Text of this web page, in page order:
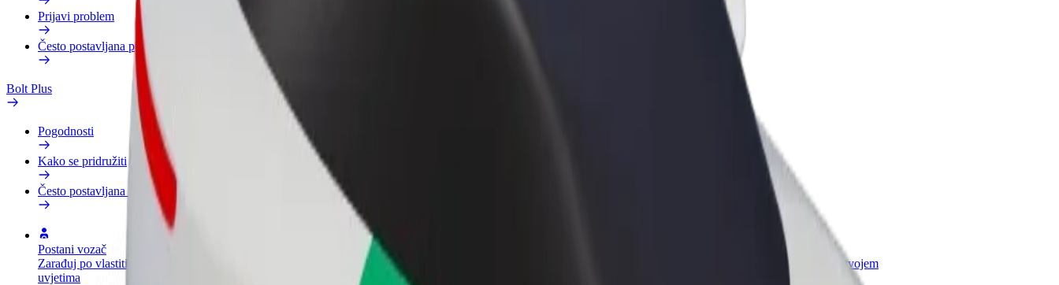
Prijavi problem
Često postavljana pitanja
Bolt Plus
Pogodnosti
Kako se pridružiti
Često postavljana pitanja
Postani vozač
Zarađuj po vlastitim
uvjetima
Dodaj restoran ili trgovinu
Dosegni više kupaca i povećaj
zaradu
Bolt proizvodi i usluge prilagođeni tvojem